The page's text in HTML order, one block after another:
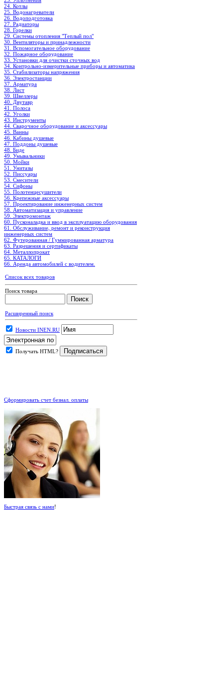
24. Котлы
25. Водонагреватели
26. Водоподготовка
27. Радиаторы
28. Горелки
29. Системы отопления "Теплый пол"
30. Вентиляторы и принадлежности
31. Вспомогательное оборудование
32. Пожарное оборудование
33. Установки для очистки сточных вод
34. Контрольно-измерительные приборы и автоматика
35. Стабилизаторы напряжения
36. Электростанции
37. Арматура
38. Лист
39. Швеллеры
40. Двутавр
41. Полоса
42. Уголки
43. Инструменты
44. Сварочное оборудование и аксессуары
45. Ванны
46. Кабины душевые
47. Поддоны душевые
48. Биде
49. Умывальники
50. Мойки
51. Унитазы
52. Писсуары
53. Смесители
54. Сифоны
55. Полотенцесушители
56. Крепежные аксессуары
57. Проектирование инженерных систем
58. Автоматизация и управление
59. Электромонтаж
60. Пусконаладка и ввод в эксплуатацию оборудования
61. Обслуживание, ремонт и реконструкция
инженерных систем
62. Футерованная / Гуммированная арматура
63. Разрешения и сертификаты
64. Металлопрокат
65. КАТАЛОГИ
66. Аренда автомобилей с водителем.
Список всех товаров
Поиск товара
Расширенный поиск
Новости INEN.RU
Получать HTML?
Сформировать счет безнал. оплаты
Быстрая связь с нами!